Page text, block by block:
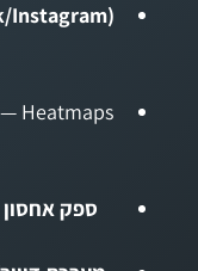
Instagram)
ספק אחסון